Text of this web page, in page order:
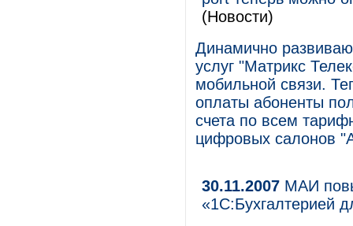
(Новости)
Динамично
услуг "Матрикс
мобильной связи.
оплаты абоненты
счета по всем
цифровых салонов
30.11.2007 МАИ
«1С:Бухгалтерией